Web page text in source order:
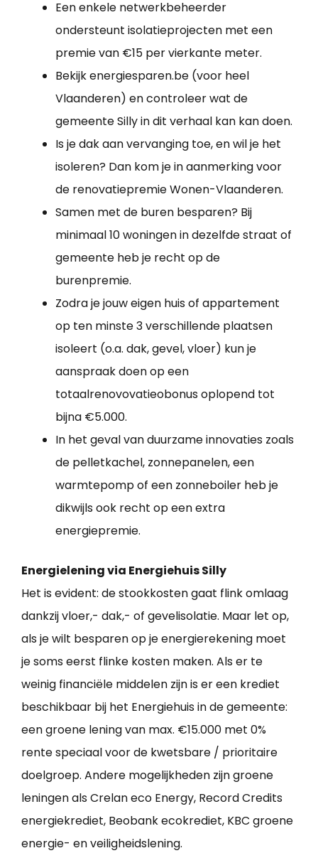
Een enkele netwerkbeheerder
ondersteunt isolatieprojecten met een
premie van €15 per vierkante meter.
Bekijk energiesparen.be (voor heel
Vlaanderen) en controleer wat de
gemeente Silly in dit verhaal kan kan doen.
Is je dak aan vervanging toe, en wil je het
isoleren? Dan kom je in aanmerking voor
de renovatiepremie Wonen-Vlaanderen.
Samen met de buren besparen? Bij
minimaal 10 woningen in dezelfde straat of
gemeente heb je recht op de
burenpremie.
Zodra je jouw eigen huis of appartement
op ten minste 3 verschillende plaatsen
isoleert (o.a. dak, gevel, vloer) kun je
aanspraak doen op een
totaalrenovovatieobonus oplopend tot
bijna €5.000.
In het geval van duurzame innovaties zoals
de pelletkachel, zonnepanelen, een
warmtepomp of een zonneboiler heb je
dikwijls ook recht op een extra
energiepremie.
Energielening via Energiehuis Silly
Het is evident: de stookkosten gaat flink omlaag
dankzij vloer,- dak,- of gevelisolatie. Maar let op,
als je wilt besparen op je energierekening moet
je soms eerst flinke kosten maken. Als er te
weinig financiële middelen zijn is er een krediet
beschikbaar bij het Energiehuis in de gemeente:
een groene lening van max. €15.000 met 0%
rente speciaal voor de kwetsbare / prioritaire
doelgroep. Andere mogelijkheden zijn groene
leningen als Crelan eco Energy, Record Credits
energiekrediet, Beobank ecokrediet, KBC groene
energie- en veiligheidslening.